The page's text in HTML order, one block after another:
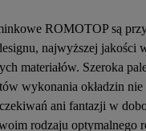
ROMOTOP są
najwyższej jakości
materiałów. Szeroka
wykonania okładzin nie
ani fantazji w
rodzaju optymalnego